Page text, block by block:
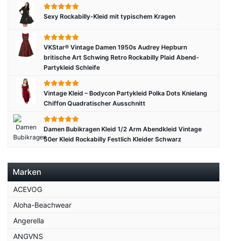
Sexy Rockabilly-Kleid mit typischem Kragen
VKStar® Vintage Damen 1950s Audrey Hepburn
britische Art Schwing Retro Rockabilly Plaid Abend-
Partykleid Schleife
Vintage Kleid – Bodycon Partykleid Polka Dots Knielang
Chiffon Quadratischer Ausschnitt
Damen Bubikragen Kleid 1/2 Arm Abendkleid Vintage
50er Kleid Rockabilly Festlich Kleider Schwarz
Marken
ACEVOG
Aloha-Beachwear
Angerella
ANGVNS